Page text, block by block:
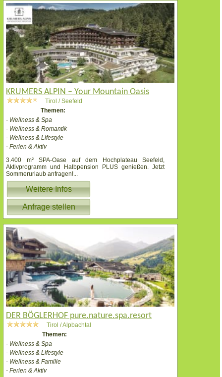
KRUMERS ALPIN – Your Mountain Oasis
Tirol / Seefeld
Themen:
- Wellness & Spa
- Wellness & Romantik
- Wellness & Lifestyle
- Ferien & Aktiv
3.400 m² SPA-Oase auf dem Hochplateau Seefeld,
Aktivprogramm und Halbpension PLUS genießen. Jetzt
Sommerurlaub anfragen!...
Weitere Infos
Anfrage stellen
DER BÖGLERHOF pure.nature.spa.resort
Tirol / Alpbachtal
Themen:
- Wellness & Spa
- Wellness & Lifestyle
- Wellness & Familie
- Ferien & Aktiv